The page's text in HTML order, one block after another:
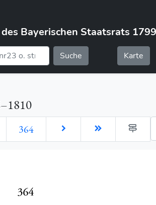
Bayerischen Staatsrats
Suche Karte
364